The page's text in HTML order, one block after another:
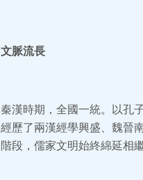
文脈流長
秦漢時期，全國一統。以孔
經歷了兩漢經學興盛、魏晉
階段，儒家文明始終綿延相